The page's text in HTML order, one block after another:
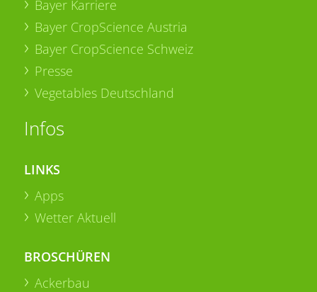
Bayer Karriere
Bayer CropScience Austria
Bayer CropScience Schweiz
Presse
Vegetables Deutschland
Infos
LINKS
Apps
Wetter Aktuell
BROSCHÜREN
Ackerbau